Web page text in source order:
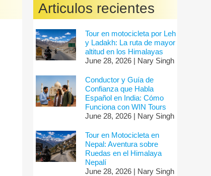
Articulos recientes
Tour en motocicleta por Leh
y Ladakh: La ruta de mayor
altitud en los Himalayas
June 28, 2026 | Nary Singh
Conductor y Guía de
Confianza que Habla
Español en India: Cómo
Funciona con WIN Tours
June 28, 2026 | Nary Singh
Tour en Motocicleta en
Nepal: Aventura sobre
Ruedas en el Himalaya
Nepalí
June 28, 2026 | Nary Singh